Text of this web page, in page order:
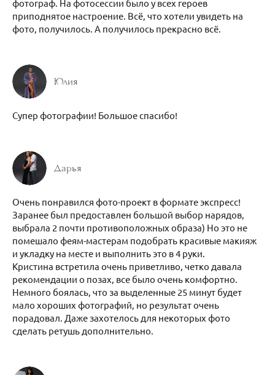
фотограф. На фотосессии было у всех героев
приподнятое настроение. Всё, что хотели увидеть на
фото, получилось. А получилось прекрасно всё.
Юлия
Супер фотографии! Большое спасибо!
Дарья
Очень понравился фото-проект в формате экспресс!
Заранее был предоставлен большой выбор нарядов,
выбрала 2 почти противоположных образа) Но это не
помешало феям-мастерам подобрать красивые макияж
и укладку на месте и выполнить это в 4 руки.
Кристина встретила очень приветливо, четко давала
рекомендации о позах, все было очень комфортно.
Немного боялась, что за выделенные 25 минут будет
мало хороших фотографий, но результат очень
порадовал. Даже захотелось для некоторых фото
сделать ретушь дополнительно.